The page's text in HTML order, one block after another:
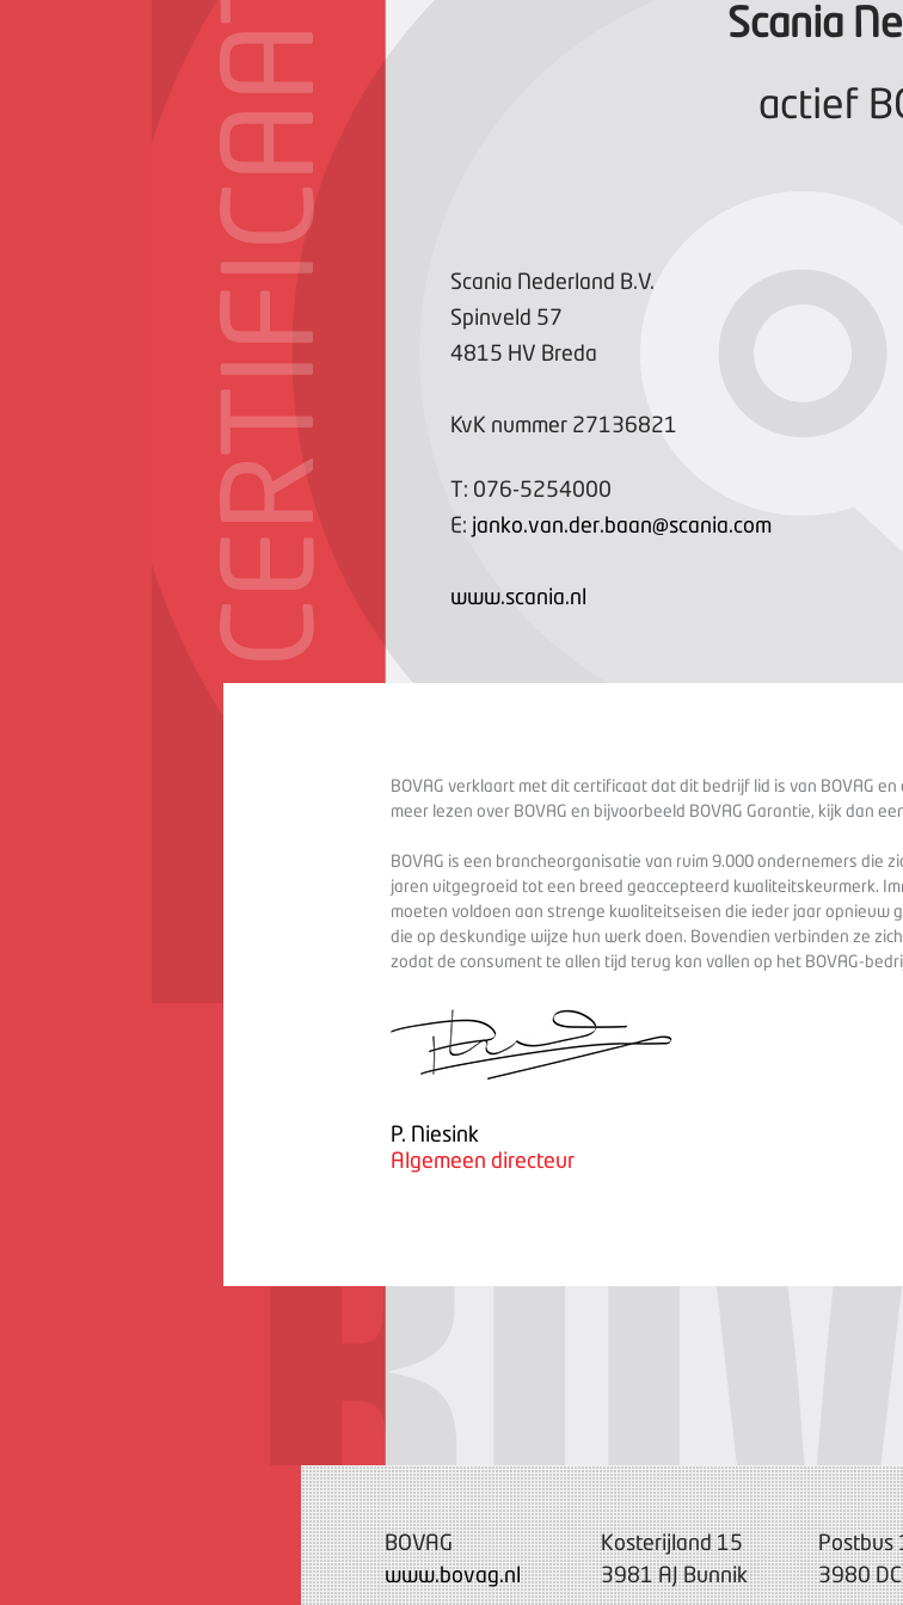
CERTIFICAAT
Scania
actief
Scania Nederland B.V.
Spinveld 57
4815 HV Breda
KvK nummer 27136821
T: 076-5254000
E: janko.van.der.baan@scania.com
www.scania.nl
BOVAG verklaart met dit certificaat dat dit bedrijf lid is van BOVAG
meer lezen over BOVAG en bijvoorbeeld BOVAG Garantie, kijk dan
BOVAG is een brancheorganisatie van ruim 9.000 ondernemers die
jaren uitgegroeid tot een breed geaccepteerd kwaliteitskeurmerk.
moeten voldoen aan strenge kwaliteitseisen die ieder jaar opnieuw
die op deskundige wijze hun werk doen. Bovendien verbinden ze
zodat de consument te allen tijd terug kan vallen op het BOVAG-
P. Niesink
Algemeen directeur
BOVAG
www.bovag.nl
Kosterijland 15
3981 AJ Bunnik
Postbus
3980